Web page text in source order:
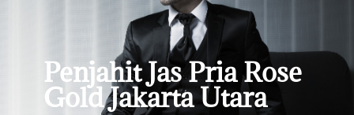
Penjahit Jas Pria Rose
Gold Jakarta Utara